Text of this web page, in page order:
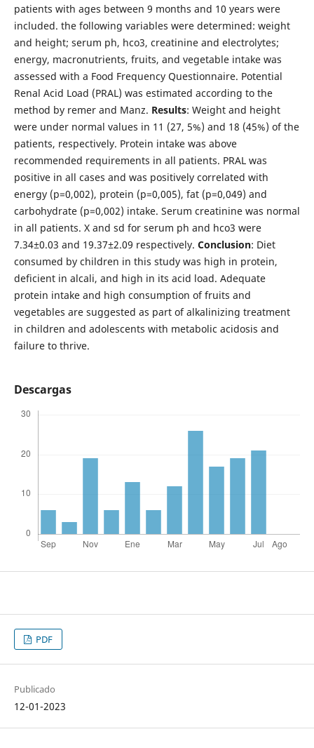
patients with ages between 9 months and 10 years were
included. the following variables were determined: weight
and height; serum ph, hco3, creatinine and electrolytes;
energy, macronutrients, fruits, and vegetable intake was
assessed with a Food Frequency Questionnaire. Potential
Renal Acid Load (PRAL) was estimated according to the
method by remer and Manz. Results: Weight and height
were under normal values in 11 (27, 5%) and 18 (45%) of the
patients, respectively. Protein intake was above
recommended requirements in all patients. PRAL was
positive in all cases and was positively correlated with
energy (p=0,002), protein (p=0,005), fat (p=0,049) and
carbohydrate (p=0,002) intake. Serum creatinine was normal
in all patients. X and sd for serum ph and hco3 were
7.34±0.03 and 19.37±2.09 respectively. Conclusion: Diet
consumed by children in this study was high in protein,
deficient in alcali, and high in its acid load. Adequate
protein intake and high consumption of fruits and
vegetables are suggested as part of alkalinizing treatment
in children and adolescents with metabolic acidosis and
failure to thrive.
Descargas
PDF
Publicado
12-01-2023